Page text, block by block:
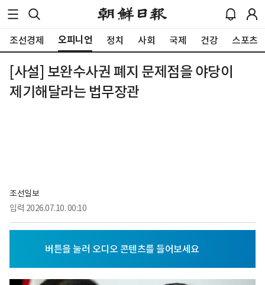
조선경제 오피니언 정치 사회 국제 건강 스포츠
[사설] 보완수사권 폐지 문제점을 야당이
제기해달라는 법무장관
조선일보
입력 2026.07.10. 00:10